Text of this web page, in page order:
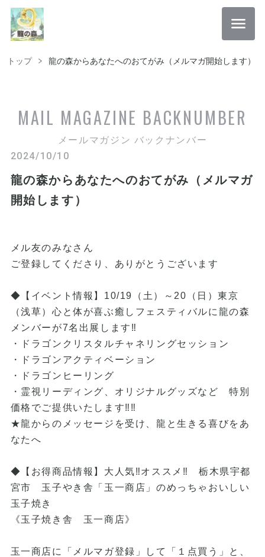
トップ 龍の森からあなたへのおてがみ（メルマガ開始します）
MAIL MAGAZINE BACKNUMBER
メールマガジン バックナンバー
2024/10/10
龍の森からあなたへのおてがみ（メルマガ
開始します）
メル友のみなさん
ご登録してくださり、ありがとうございます
◆【イベント情報】10/19（土）～20（日）東京
（浅草）心と体が喜ぶ癒しフェスティバルに龍の森
メンバーが7名出展します‼
・ドラゴンクリスタルチャネリングセッション
・ドラゴンアクティベーション
・ドラゴンヒーリング
・霊視リーディング、オリジナルグッズなど 特別
価格でご提供いたします‼‼
★龍からのメッセージを受け、龍と生きる喜びをあ
なたへ
◆【お得商品情報】大人気‼オススメ‼ 栃木県宇都
宮市 玉子やき舎「玉一商店」のめっちゃおいしい
玉子焼き
《玉子焼き舎 玉一商店》
玉一商店に「メルマガ登録」して「１点買う」と、